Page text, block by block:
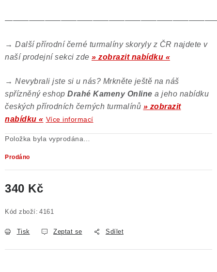
→ Další přírodní černé turmalíny skoryly z ČR najdete v
naší prodejní sekci zde » zobrazit nabídku «
→ Nevybrali jste si u nás? Mrkněte ještě na náš
spřízněný eshop Drahé Kameny Online a jeho nabídku
českých přírodních černých turmalínů » zobrazit
nabídku « Více informací
Položka byla vyprodána…
Prodáno
340 Kč
Kód zboží: 4161
Tisk Zeptat se Sdílet